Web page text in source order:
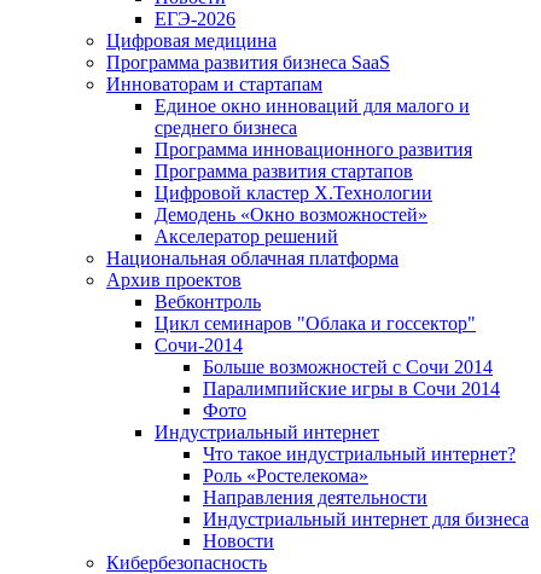
ЕГЭ-2026
Цифровая медицина
Программа развития бизнеса SaaS
Инноваторам и стартапам
Единое окно инноваций для малого и
среднего бизнеса
Программа инновационного развития
Программа развития стартапов
Цифровой кластер X.Технологии
Демодень «Окно возможностей»
Акселератор решений
Национальная облачная платформа
Архив проектов
Вебконтроль
Цикл семинаров "Облака и госсектор"
Сочи-2014
Больше возможностей с Сочи 2014
Паралимпийские игры в Сочи 2014
Фото
Индустриальный интернет
Что такое индустриальный интернет?
Роль «Ростелекома»
Направления деятельности
Индустриальный интернет для бизнеса
Новости
Кибербезопасность